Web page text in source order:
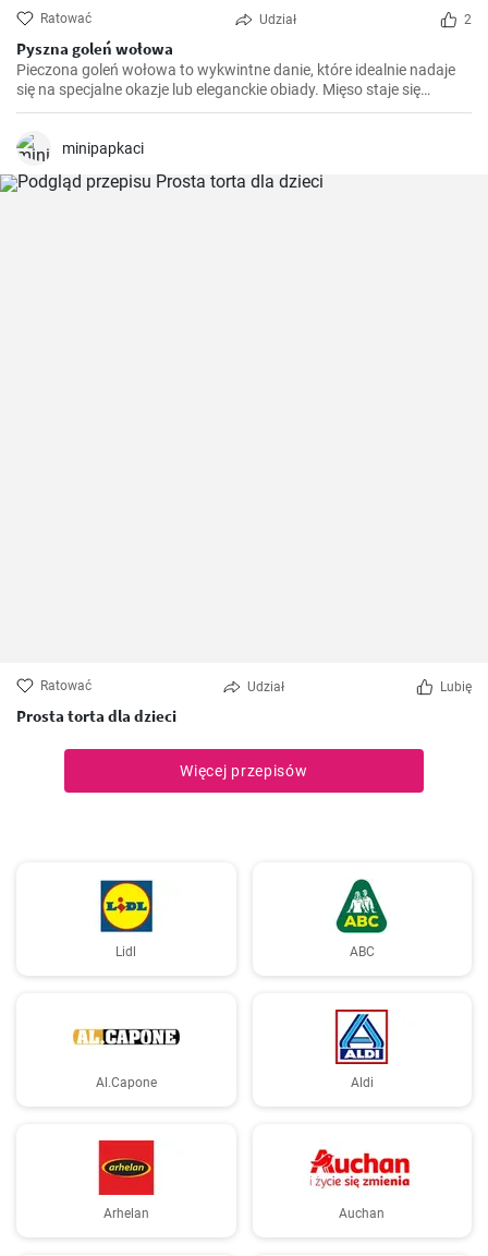
Ratować Udział 2
Pyszna goleń wołowa
Pieczona goleń wołowa to wykwintne danie, które idealnie nadaje
się na specjalne okazje lub eleganckie obiady. Mięso staje się
miękkie i soczyste po długim pieczeniu, a aromatyczny sos
minipapkaci
Ratować Udział Lubię
Prosta torta dla dzieci
Więcej przepisów
Lidl ABC
Al.Capone Aldi
Arhelan Auchan